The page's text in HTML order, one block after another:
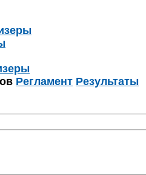
Регламент Результаты